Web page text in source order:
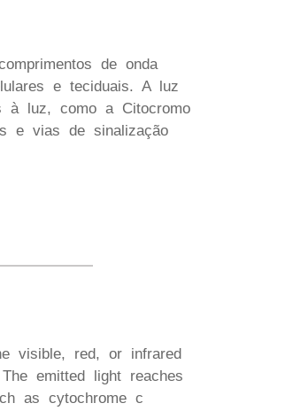
de onda
e teciduais. A luz
à luz, como a Citocromo
e vias de sinalização
visible, red, or infrared
emitted light reaches
as cytochrome c